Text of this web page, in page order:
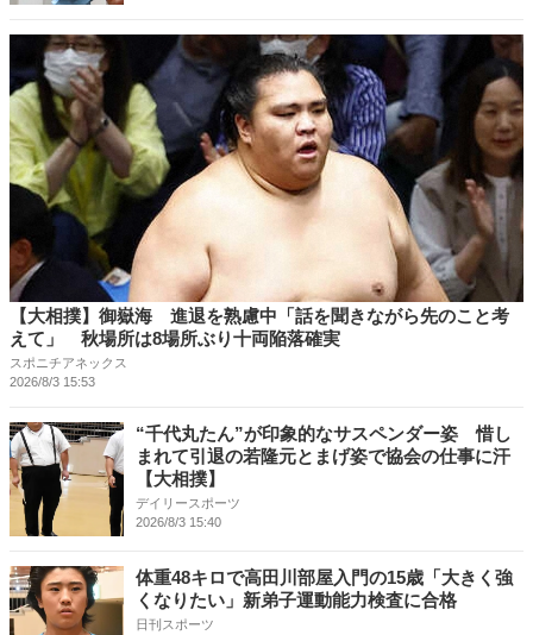
【大相撲】御嶽海 進退を熟慮中「話を聞きながら先のこと考
えて」 秋場所は8場所ぶり十両陥落確実
スポニチアネックス
2026/8/3 15:53
“千代丸たん”が印象的なサスペンダー姿 惜し
まれて引退の若隆元とまげ姿で協会の仕事に汗
【大相撲】
デイリースポーツ
2026/8/3 15:40
体重48キロで高田川部屋入門の15歳「大きく強
くなりたい」新弟子運動能力検査に合格
日刊スポーツ